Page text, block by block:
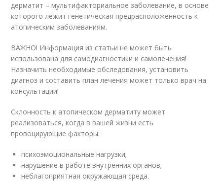
дерматит – мультифакториальное заболевание, в основе
которого лежит генетическая предрасположенность к
атопическим заболеваниям.
ВАЖНО! Информация из статьи не может быть
использована для самодиагностики и самолечения!
Назначить необходимые обследования, установить
диагноз и составить план лечения может только врач на
консультации!
Склонность к атопическом дерматиту может
реализоваться, когда в вашей жизни есть
провоцирующие факторы:
психоэмоциональные нагрузки;
нарушение в работе внутренних органов;
неблагоприятная окружающая среда.